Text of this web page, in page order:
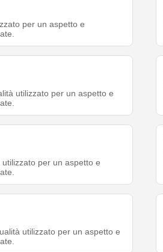
per un aspetto e
utilizzato per un aspetto e
per un aspetto e
utilizzato per un aspetto e